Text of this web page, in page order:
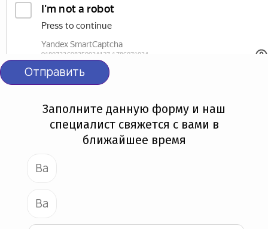
Отправить
Заполните данную форму и наш
специалист свяжется с вами в
ближайшее время